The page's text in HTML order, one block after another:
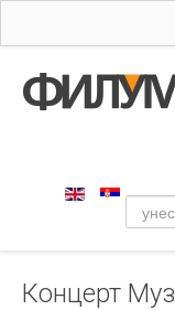
Упис
Уметност
Музичка
Концерт